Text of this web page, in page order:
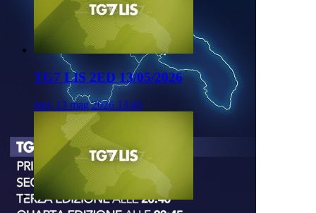
TG7 LIS 2ED 13/05/2026
mer, 13 mag 2026 13:45